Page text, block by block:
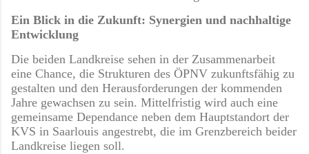
Ein Blick in die Zukunft: Synergien und nachhaltige
Entwicklung
Die beiden Landkreise sehen in der Zusammenarbeit
eine Chance, die Strukturen des ÖPNV zukunftsfähig zu
gestalten und den Herausforderungen der kommenden
Jahre gewachsen zu sein. Mittelfristig wird auch eine
gemeinsame Dependance neben dem Hauptstandort der
KVS in Saarlouis angestrebt, die im Grenzbereich beider
Landkreise liegen soll.